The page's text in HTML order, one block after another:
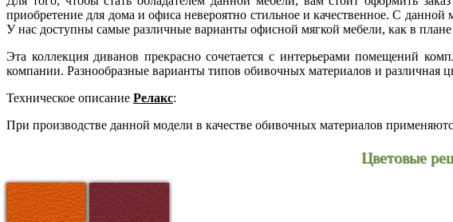
приобретение для дома и офиса невероятно стильное и качественное. С
У нас доступны самые различные варианты офисной мягкой мебели, как в
Эта коллекция диванов прекрасно сочетается с интерьерами помещений
компании. Разнообразные варианты типов обивочных материалов и различная
Техническое описание Релакс:
При производстве данной модели в качестве обивочных материалов
Цветовые